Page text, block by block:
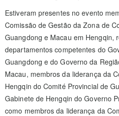
Estiveram presentes no evento
Comissão de Gestão da Zona de
Guangdong e Macau em Hengqin,
departamentos competentes do
Guangdong e do Governo da
Macau, membros da liderança da
Hengqin do Comité Provincial de
Gabinete de Hengqin do Governo
como membros da liderança da